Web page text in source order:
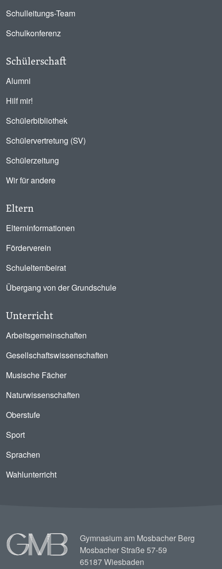
Schulleitungs-Team
Schulkonferenz
Schülerschaft
Alumni
Hilf mir!
Schülerbibliothek
Schülervertretung (SV)
Schülerzeitung
Wir für andere
Eltern
Elterninformationen
Förderverein
Schulelternbeirat
Übergang von der Grundschule
Unterricht
Arbeitsgemeinschaften
Gesellschaftswissenschaften
Musische Fächer
Naturwissenschaften
Oberstufe
Sport
Sprachen
Wahlunterricht
Image
Gymnasium am Mosbacher Berg
Mosbacher Straße 57-59
65187 Wiesbaden